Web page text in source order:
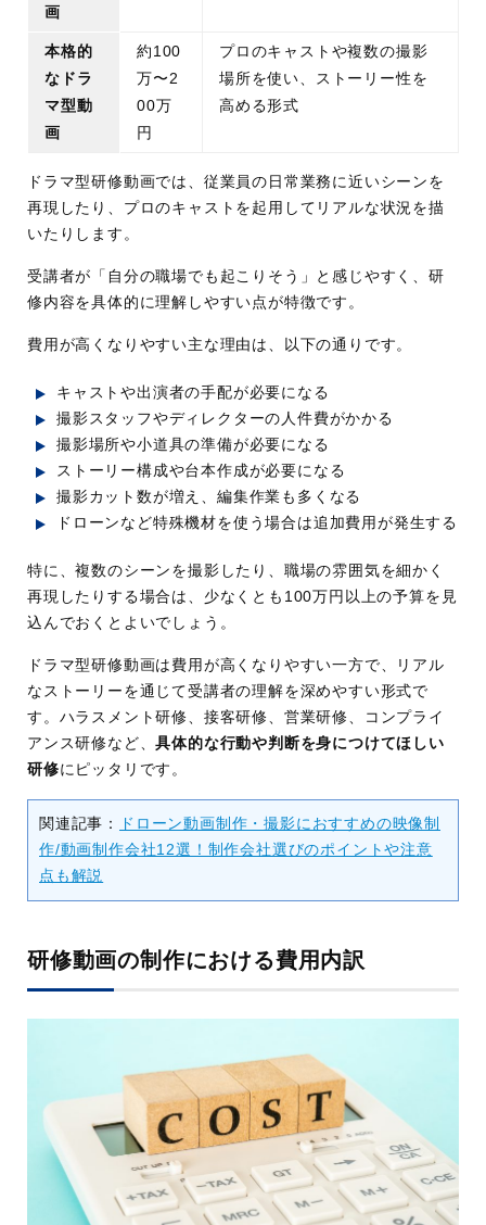
画
本格的
なドラ
マ型動
画
約100
万〜2
00万
円
プロのキャストや複数の撮影
場所を使い、ストーリー性を
高める形式
ドラマ型研修動画では、従業員の日常業務に近いシーンを
再現したり、プロのキャストを起用してリアルな状況を描
いたりします。
受講者が「自分の職場でも起こりそう」と感じやすく、研
修内容を具体的に理解しやすい点が特徴です。
費用が高くなりやすい主な理由は、以下の通りです。
キャストや出演者の手配が必要になる
撮影スタッフやディレクターの人件費がかかる
撮影場所や小道具の準備が必要になる
ストーリー構成や台本作成が必要になる
撮影カット数が増え、編集作業も多くなる
ドローンなど特殊機材を使う場合は追加費用が発生する
特に、複数のシーンを撮影したり、職場の雰囲気を細かく
再現したりする場合は、少なくとも100万円以上の予算を見
込んでおくとよいでしょう。
ドラマ型研修動画は費用が高くなりやすい一方で、リアル
なストーリーを通じて受講者の理解を深めやすい形式で
す。ハラスメント研修、接客研修、営業研修、コンプライ
アンス研修など、具体的な行動や判断を身につけてほしい
研修にピッタリです。
関連記事：
ドローン動画制作・撮影におすすめの映像制
作/動画制作会社12選！制作会社選びのポイントや注意
点も解説
研修動画の制作における費用内訳